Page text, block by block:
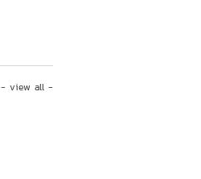
- view all -